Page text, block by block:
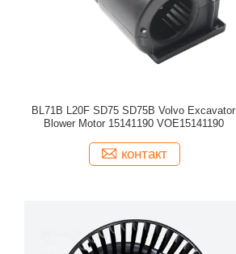
BL71B L20F SD75 SD75B Volvo Excavator
Blower Motor 15141190 VOE15141190
контакт